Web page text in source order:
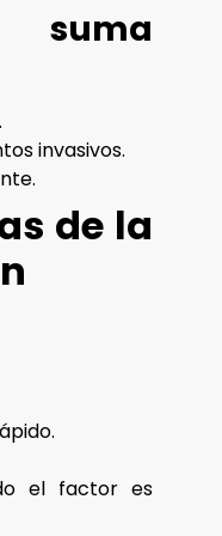
invasivos.
de la
el factor es